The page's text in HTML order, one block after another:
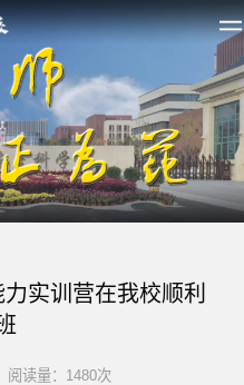
实训营在我校顺利
读量：1480次